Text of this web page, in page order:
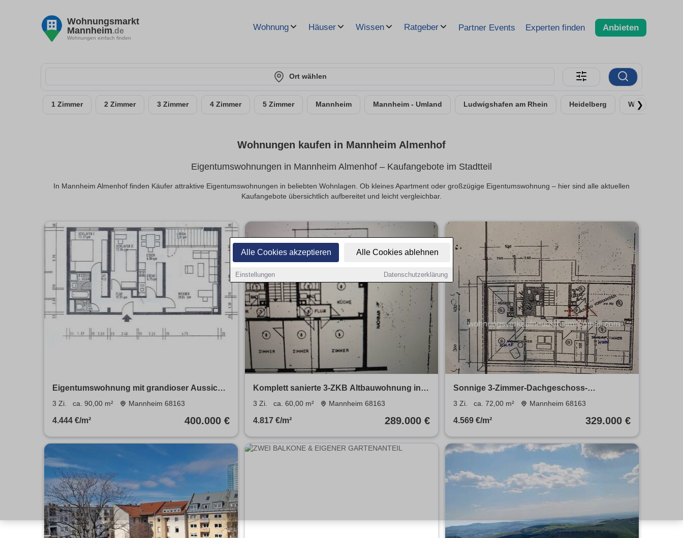
Alle Cookies akzeptieren Alle Cookies ablehnen
Einstellungen Datenschutzerklärung
Wohnungsmarkt
Mannheim.de
Wohnungen einfach finden
Wohnung Häuser Wissen Ratgeber Partner Events Experten finden Anbieten
Ort wählen
1 Zimmer 2 Zimmer 3 Zimmer 4 Zimmer 5 Zimmer Mannheim Mannheim - Umland Ludwigshafen am Rhein Heidelberg Worms
❯
Wohnungen kaufen in Mannheim Almenhof
Eigentumswohnungen in Mannheim Almenhof – Kaufangebote im Stadtteil
In Mannheim Almenhof finden Käufer attraktive Eigentumswohnungen in beliebten Wohnlagen. Ob kleines Apartment oder großzügige Eigentumswohnung – hier sind alle aktuellen
Kaufangebote übersichtlich aufbereitet und leicht vergleichbar.
Eigentumswohnung mit grandioser Aussicht
in Mannheims bester Lage
3 Zi. ca. 90,00 m² Mannheim 68163
4.444 €/m² 400.000 €
Komplett sanierte 3-ZKB Altbauwohnung in
Neuostheim
3 Zi. ca. 60,00 m² Mannheim 68163
4.817 €/m² 289.000 €
Sonnige 3-Zimmer-Dachgeschoss-
Eigentumswohnung in Neuostheim
3 Zi. ca. 72,00 m² Mannheim 68163
4.569 €/m² 329.000 €